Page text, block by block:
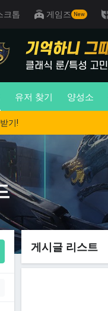
크톱 게임즈 New
유저 찾기 양성소
기!
게시글 리스트